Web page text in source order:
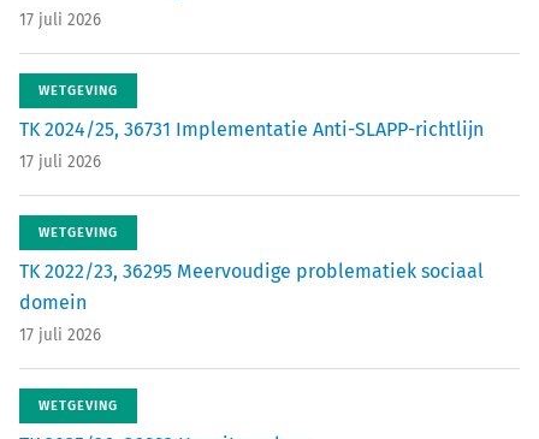
17 juli 2026
WETGEVING
TK 2024/25, 36731 Implementatie Anti-SLAPP-richtlijn
17 juli 2026
WETGEVING
TK 2022/23, 36295 Meervoudige problematiek sociaal
domein
17 juli 2026
WETGEVING